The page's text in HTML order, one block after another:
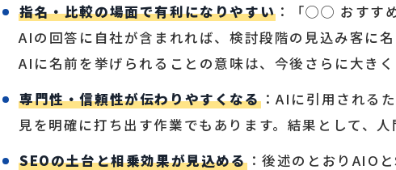
指名・比較の場面で有利になりやすい ：「◯◯ おすす
AIの回答に自社が含まれれば、検討段階の見込み客に
AIに名前を挙げられることの意味は、今後さらに大きく
専門性・信頼性が伝わりやすくなる：AIに引用される
見を明確に打ち出す作業でもあります。結果として、
SEOの土台と相乗効果が見込める：後述のとおりAIO